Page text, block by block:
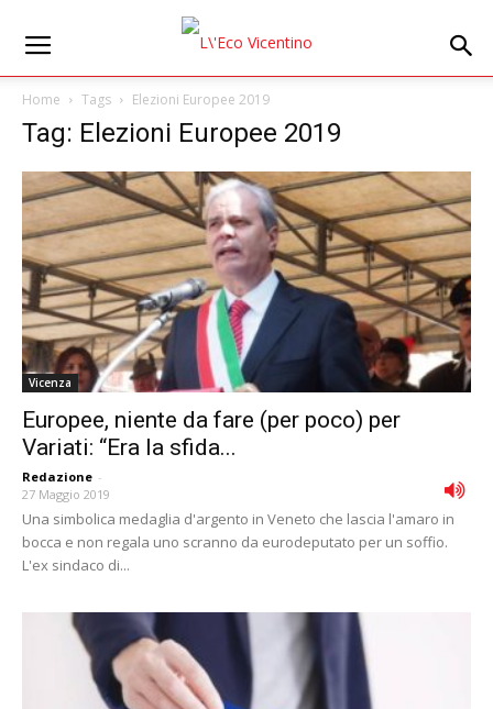
Home Tags Elezioni Europee 2019
Tag: Elezioni Europee 2019
Vicenza
Europee, niente da fare (per poco) per
Variati: “Era la sfida...
Redazione -
27 Maggio 2019
Una simbolica medaglia d'argento in Veneto che lascia l'amaro in
bocca e non regala uno scranno da eurodeputato per un soffio.
L'ex sindaco di...